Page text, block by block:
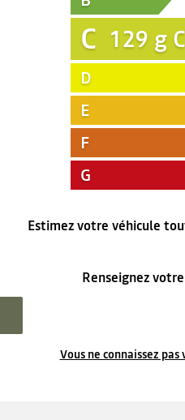
C 129 g
D
E
F
G
Estimez votre véhicule
Renseignez
Vous ne connaissez